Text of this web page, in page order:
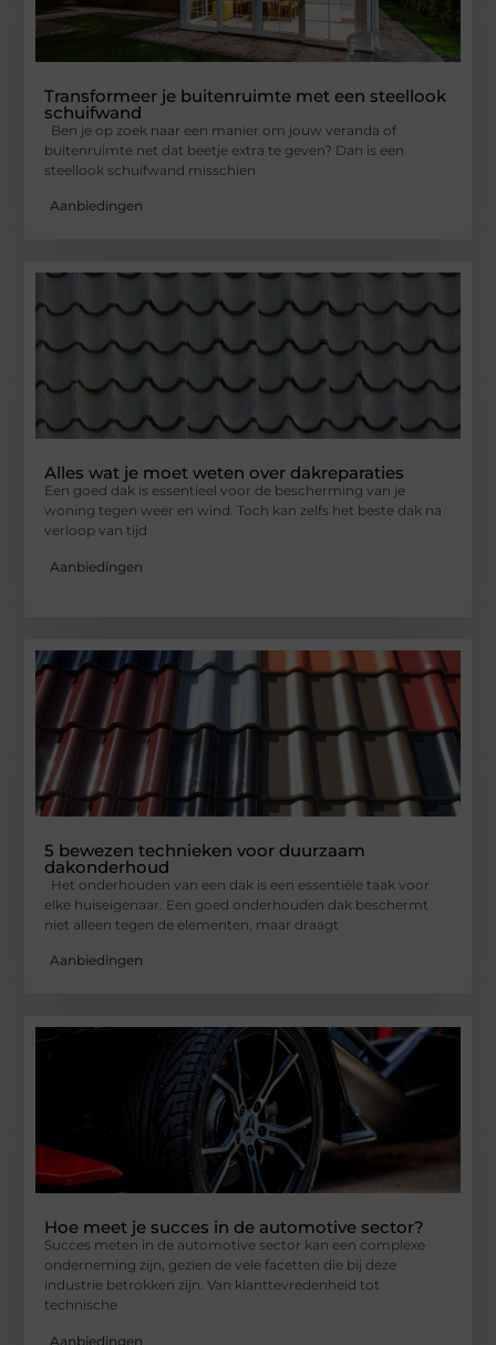
Transformeer je buitenruimte met een steellook
schuifwand
Ben je op zoek naar een manier om jouw veranda of
buitenruimte net dat beetje extra te geven? Dan is een
steellook schuifwand misschien
Aanbiedingen
Alles wat je moet weten over dakreparaties
Een goed dak is essentieel voor de bescherming van je
woning tegen weer en wind. Toch kan zelfs het beste dak na
verloop van tijd
Aanbiedingen
5 bewezen technieken voor duurzaam
dakonderhoud
Het onderhouden van een dak is een essentiële taak voor
elke huiseigenaar. Een goed onderhouden dak beschermt
niet alleen tegen de elementen, maar draagt
Aanbiedingen
Hoe meet je succes in de automotive sector?
Succes meten in de automotive sector kan een complexe
onderneming zijn, gezien de vele facetten die bij deze
industrie betrokken zijn. Van klanttevredenheid tot
technische
Aanbiedingen